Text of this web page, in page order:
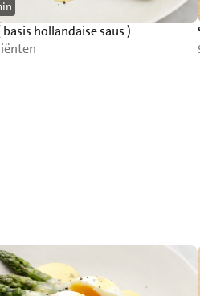
hollandaise saus )